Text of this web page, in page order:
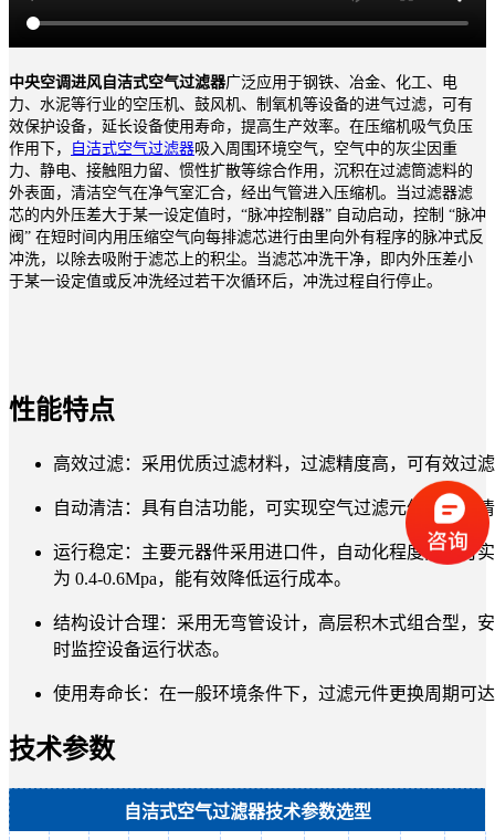
中央空调进风自洁式空气过滤器广泛应用于钢铁、冶金、化工、电
力、水泥等行业的空压机、鼓风机、制氧机等设备的进气过滤，可有
效保护设备，延长设备使用寿命，提高生产效率。在压缩机吸气负压
作用下，
自洁式空气过滤器吸入周围环境空气，空气中的灰尘因重
力、静电、接触阻力留、惯性扩散等综合作用，沉积在过滤筒滤料的
外表面，清洁空气在净气室汇合，经出气管进入压缩机。当过滤器滤
芯的内外压差大于某一设定值时，“脉冲控制器” 自动启动，控制 “脉冲
阀” 在短时间内用压缩空气向每排滤芯进行由里向外有程序的脉冲式反
冲洗，以除去吸附于滤芯上的积尘。当滤芯冲洗干净，即内外压差小
于某一设定值或反冲洗经过若干次循环后，冲洗过程自行停止。
性能特点
高效过滤：采用优质过滤材料，过滤精度高，可有效过
自动清洁：具有自洁功能，可实现空气过滤元件的自动
运行稳定：主要元器件采用进口件，自动化程度高，可
为 0.4-0.6Mpa，能有效降低运行成本。
结构设计合理：采用无弯管设计，高层积木式组合型，
时监控设备运行状态。
使用寿命长：在一般环境条件下，过滤元件更换周期可
技术参数
自洁式空气过滤器技术参数选型